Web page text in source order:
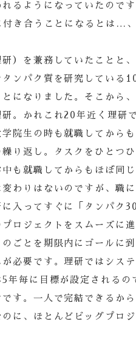
るようになっていたので
き合うことになるとは…、
）を兼務していたことと
ンパク質を研究している
になりました。そこから
。かれこれ20年近く理研
院生の時も就職してから
り返し。タスクをひとつ
も就職してからもほぼ同じ
わりはないのですが、職
入ってすぐに「タンパク
ロジェクトをスムーズに
ごとを期限内にゴールに
必要です。理研ではシス
年毎に目標が設定されるの
す。一人で完結できるか
に、ほとんどビッグプロ